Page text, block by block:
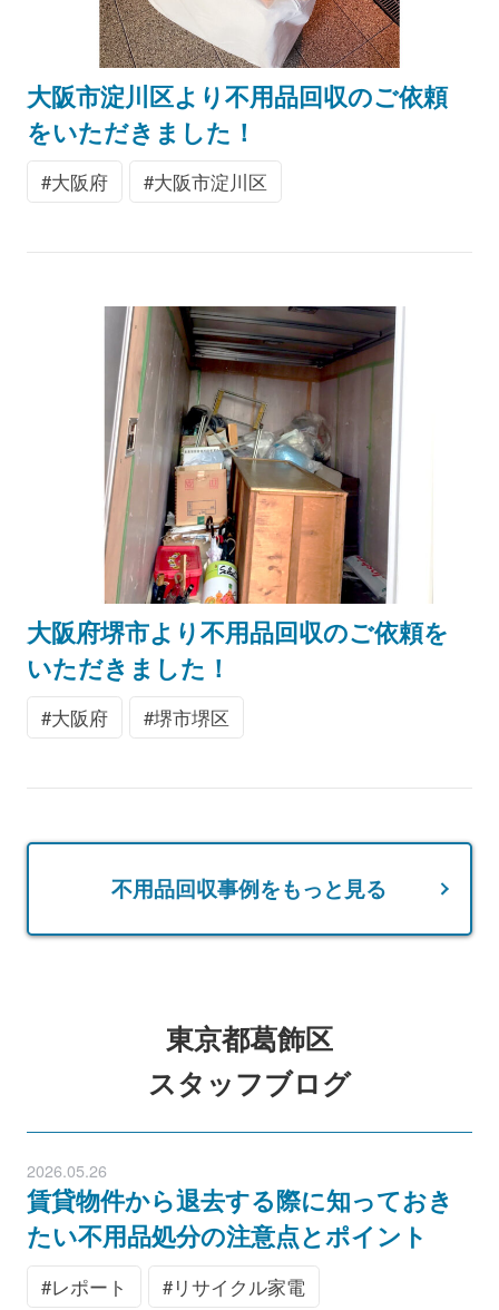
大阪市淀川区より不用品回収のご依頼
をいただきました！
大阪府 大阪市淀川区
大阪府堺市より不用品回収のご依頼を
いただきました！
大阪府 堺市堺区
不用品回収事例をもっと見る
東京都葛飾区
スタッフブログ
2026.05.26
賃貸物件から退去する際に知っておき
たい不用品処分の注意点とポイント
レポート
リサイクル家電